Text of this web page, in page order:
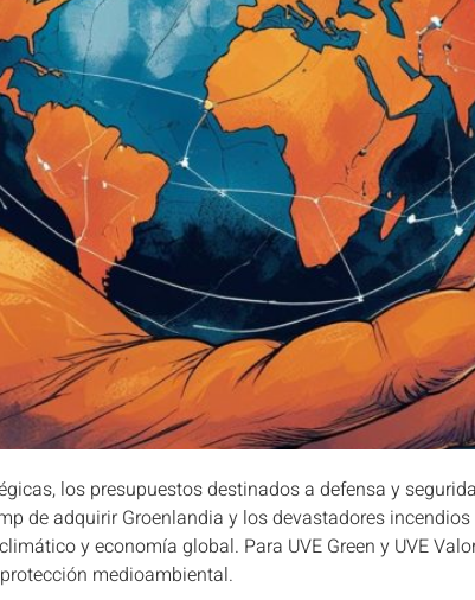
los presupuestos destinados a defensa y
de adquirir Groenlandia y los devastadores
y economía global. Para UVE Green y UVE
medioambiental.